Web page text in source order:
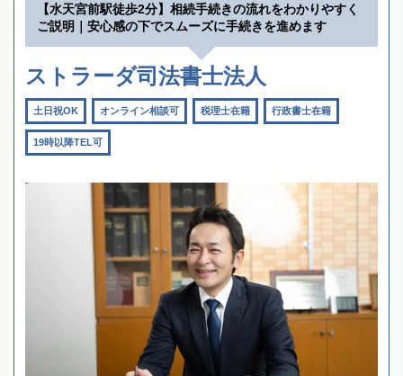
【水天宮前駅徒歩2分】相続手続きの流れをわかりやすく
ご説明｜安心感の下でスムーズに手続きを進めます
ストラーダ司法書士法人
土日祝OK オンライン相談可 税理士在籍 行政書士在籍
19時以降TEL可